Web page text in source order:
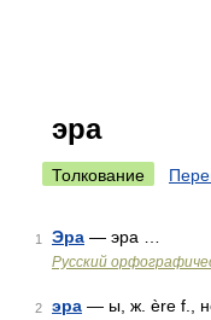
эра
Толкование
1 Эра — эра …
Русский
2 эра — ы, ж. ère f.,